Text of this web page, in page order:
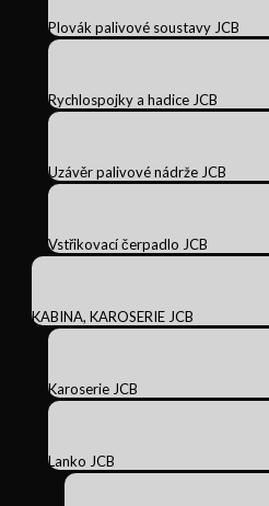
Plovák palivové soustavy JCB
Rychlospojky a hadice JCB
Uzávěr palivové nádrže JCB
Vstřikovací čerpadlo JCB
KABINA, KAROSERIE JCB
Karoserie JCB
Lanko JCB